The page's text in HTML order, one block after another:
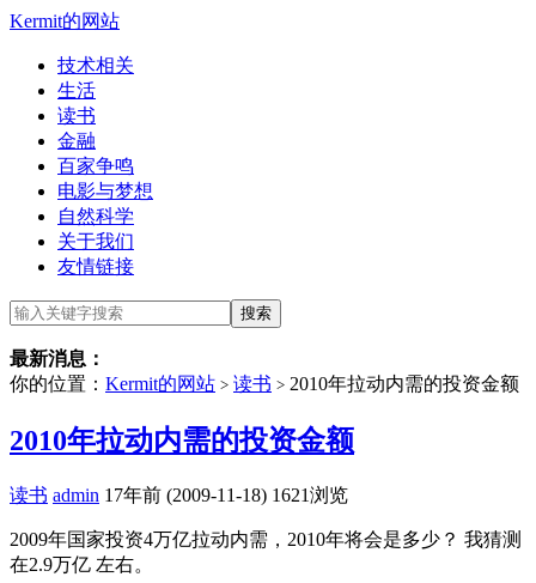
Kermit的网站
技术相关
生活
读书
金融
百家争鸣
电影与梦想
自然科学
关于我们
友情链接
最新消息：
你的位置： Kermit的网站 > 读书 > 2010年拉动内需的投资金额
2010年拉动内需的投资金额
读书 admin 17年前 (2009-11-18) 1621浏览
2009年国家投资4万亿拉动内需，2010年将会是多少？ 我猜测
在2.9万亿 左右。